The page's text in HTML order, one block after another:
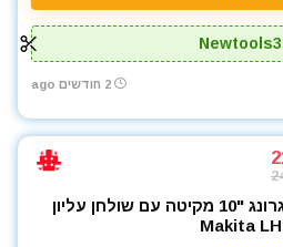
2 חודשים ago
מסור גרונג "10 מקיטה עם שולחן עליון
Makita